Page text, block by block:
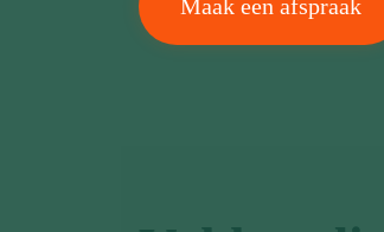
Maak een afspraak